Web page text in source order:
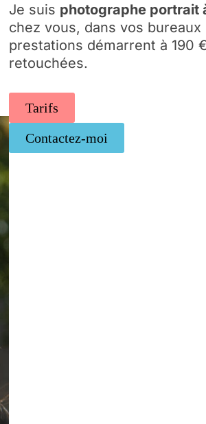
Je suis photographe portrait
chez vous, dans vos
prestations démarrent à 190
retouchées.
Tarifs
Contactez-moi